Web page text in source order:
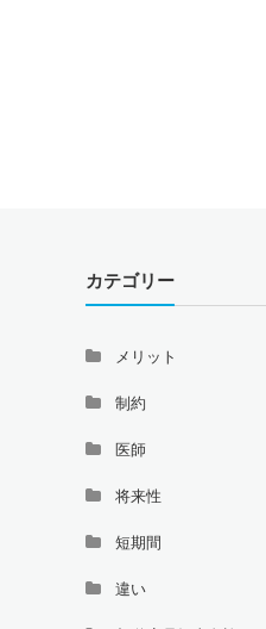
カテゴリー
メリット
制約
医師
将来性
短期間
違い